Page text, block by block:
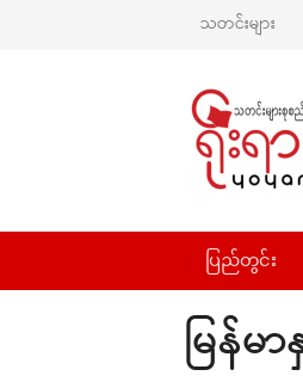
သတင်းများ
ပြည်တွင်း
မြန်မ